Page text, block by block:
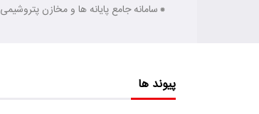
سامانه جامع پایانه ها و مخازن پتروشیمی
پیوند ها